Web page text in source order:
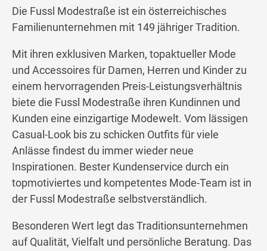
Die Fussl Modestraße ist ein österreichisches
Familienunternehmen mit 149 jähriger Tradition.
Mit ihren exklusiven Marken, topaktueller Mode
und Accessoires für Damen, Herren und Kinder zu
einem hervorragenden Preis-Leistungsverhältnis
biete die Fussl Modestraße ihren Kundinnen und
Kunden eine einzigartige Modewelt. Vom lässigen
Casual-Look bis zu schicken Outfits für viele
Anlässe findest du immer wieder neue
Inspirationen. Bester Kundenservice durch ein
topmotiviertes und kompetentes Mode-Team ist in
der Fussl Modestraße selbstverständlich.
Besonderen Wert legt das Traditionsunternehmen
auf Qualität, Vielfalt und persönliche Beratung. Das